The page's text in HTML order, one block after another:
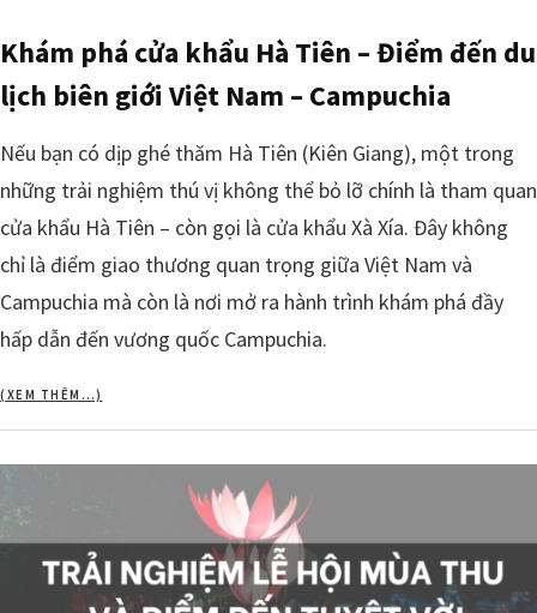
Khám phá cửa khẩu Hà Tiên – Điểm đến du
lịch biên giới Việt Nam – Campuchia
Nếu bạn có dịp ghé thăm Hà Tiên (Kiên Giang), một trong
những trải nghiệm thú vị không thể bỏ lỡ chính là tham quan
cửa khẩu Hà Tiên – còn gọi là cửa khẩu Xà Xía. Đây không
chỉ là điểm giao thương quan trọng giữa Việt Nam và
Campuchia mà còn là nơi mở ra hành trình khám phá đầy
hấp dẫn đến vương quốc Campuchia.
(XEM THÊM…)